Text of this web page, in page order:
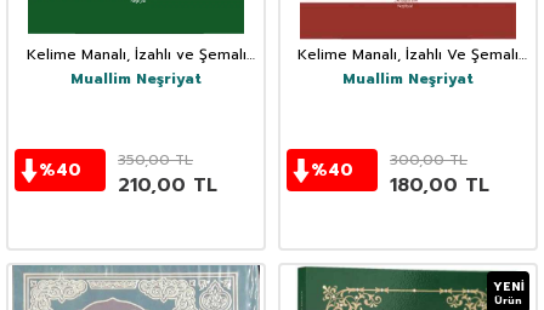
Kelime Manalı, İzahlı ve Şemalı
Maksud Tercümesi
Muallim Neşriyat
%40 350,00TL
210,00 TL
Kelime Manalı, İzahlı Ve Şemalı
Emsile Tercümesi
Muallim Neşriyat
%40 300,00TL
180,00 TL
YENI
Ürün